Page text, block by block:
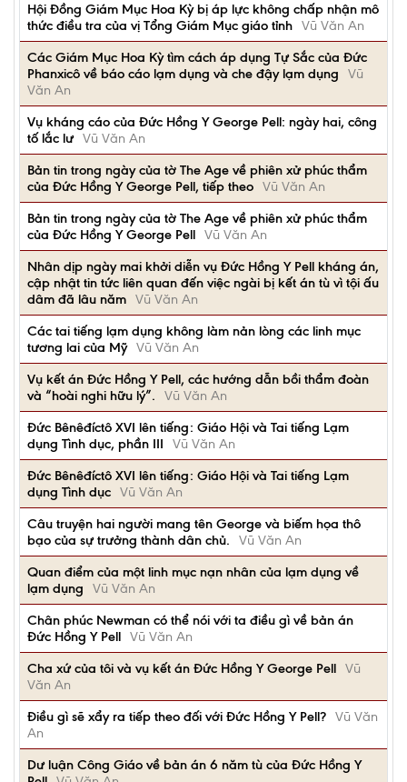
Hội Đồng Giám Mục Hoa Kỳ bị áp lực không chấp nhận mô
thức điều tra của vị Tổng Giám Mục giáo tỉnh Vũ Văn An
Các Giám Mục Hoa Kỳ tìm cách áp dụng Tự Sắc của Đức
Phanxicô về báo cáo lạm dụng và che đậy lạm dụng
Vũ
Văn An
Vụ kháng cáo của Đức Hồng Y George Pell: ngày hai, công
tố lắc lư Vũ Văn An
Bản tin trong ngày của tờ The Age về phiên xử phúc thẩm
của Đức Hồng Y George Pell, tiếp theo Vũ Văn An
Bản tin trong ngày của tờ The Age về phiên xử phúc thẩm
của Đức Hồng Y George Pell Vũ Văn An
Nhân dịp ngày mai khởi diễn vụ Đức Hồng Y Pell kháng án,
cập nhật tin tức liên quan đến việc ngài bị kết án tù vì tội ấu
dâm đã lâu năm Vũ Văn An
Các tai tiếng lạm dụng không làm nản lòng các linh mục
tương lai của Mỹ Vũ Văn An
Vụ kết án Đức Hồng Y Pell, các hướng dẫn bồi thẩm đoàn
và “hoài nghi hữu lý”.
Vũ Văn An
Đức Bênêđíctô XVI lên tiếng: Giáo Hội và Tai tiếng Lạm
dụng Tình dục, phần III
Vũ Văn An
Đức Bênêđíctô XVI lên tiếng: Giáo Hội và Tai tiếng Lạm
dụng Tình dục Vũ Văn An
Câu truyện hai người mang tên George và biếm họa thô
bạo của sự trưởng thành dân chủ.
Vũ Văn An
Quan điểm của một linh mục nạn nhân của lạm dụng về
lạm dụng
Vũ Văn An
Chân phúc Newman có thể nói với ta điều gì về bản án
Đức Hồng Y Pell Vũ Văn An
Cha xứ của tôi và vụ kết án Đức Hồng Y George Pell Vũ
Văn An
Điều gì sẽ xẩy ra tiếp theo đối với Đức Hồng Y Pell? Vũ Văn
An
Dư luận Công Giáo về bản án 6 năm tù của Đức Hồng Y